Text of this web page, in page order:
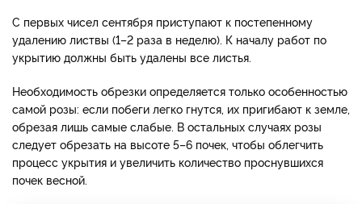
С первых чисел сентября приступают к постепенному
удалению листвы (1–2 раза в неделю). К началу работ по
укрытию должны быть удалены все листья.
Необходимость обрезки определяется только особенностью
самой розы: если побеги легко гнутся, их пригибают к земле,
обрезая лишь самые слабые. В остальных случаях розы
следует обрезать на высоте 5–6 почек, чтобы облегчить
процесс укрытия и увеличить количество проснувшихся
почек весной.